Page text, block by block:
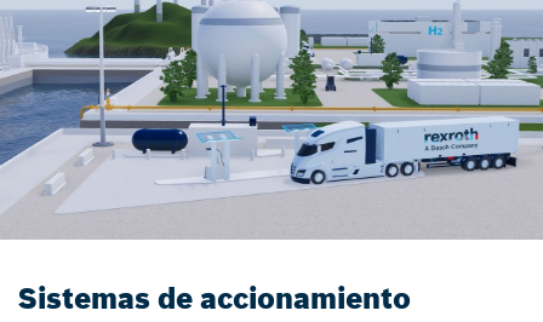
Sistemas de accionamiento